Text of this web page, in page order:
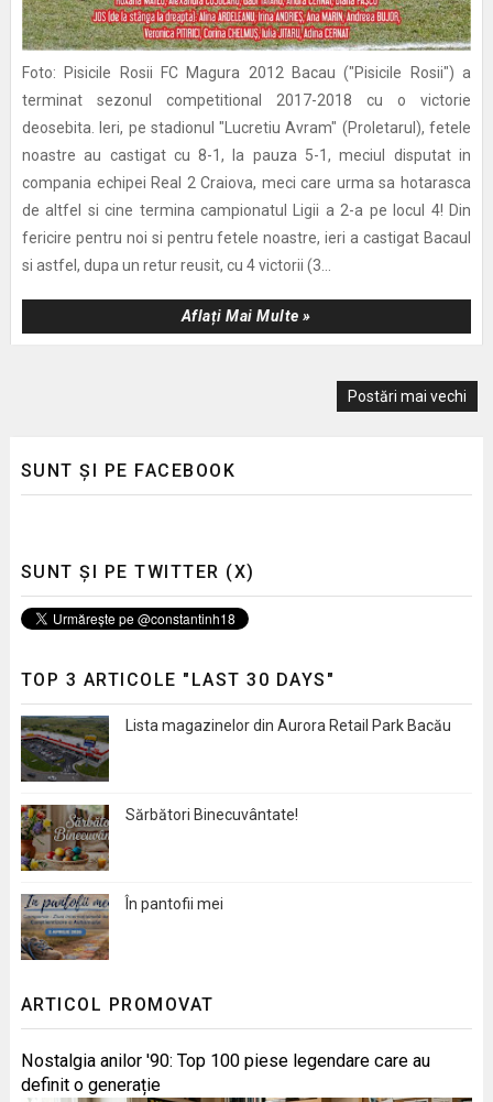
Foto: Pisicile Rosii FC Magura 2012 Bacau ("Pisicile Rosii") a
terminat sezonul competitional 2017-2018 cu o victorie
deosebita. Ieri, pe stadionul "Lucretiu Avram" (Proletarul), fetele
noastre au castigat cu 8-1, la pauza 5-1, meciul disputat in
compania echipei Real 2 Craiova, meci care urma sa hotarasca
de altfel si cine termina campionatul Ligii a 2-a pe locul 4! Din
fericire pentru noi si pentru fetele noastre, ieri a castigat Bacaul
si astfel, dupa un retur reusit, cu 4 victorii (3...
Aflați Mai Multe »
Postări mai vechi
SUNT ȘI PE FACEBOOK
SUNT ȘI PE TWITTER (X)
TOP 3 ARTICOLE "LAST 30 DAYS"
Lista magazinelor din Aurora Retail Park Bacău
Sărbători Binecuvântate!
În pantofii mei
ARTICOL PROMOVAT
Nostalgia anilor '90: Top 100 piese legendare care au
definit o generație